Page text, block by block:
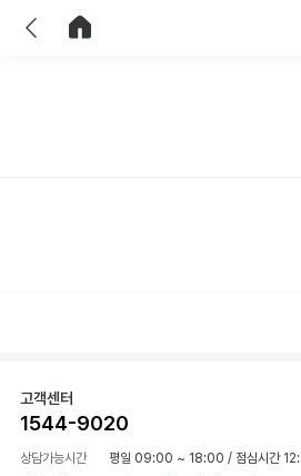
고객센터
1544-9020
상담가능시간 평일 09:00 ~ 18:00 / 점심시간